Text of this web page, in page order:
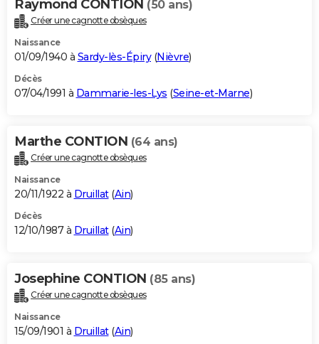
Raymond CONTION (50 ans)
Créer une cagnotte obsèques
Naissance
01/09/1940 à Sardy-lès-Épiry(Nièvre)
Décès
07/04/1991 à Dammarie-les-Lys (Seine-et-Marne)
Marthe CONTION (64 ans)
Créer une cagnotte obsèques
Naissance
20/11/1922 à Druillat(Ain)
Décès
12/10/1987 à Druillat(Ain)
Josephine CONTION (85 ans)
Créer une cagnotte obsèques
Naissance
15/09/1901 à Druillat(Ain)